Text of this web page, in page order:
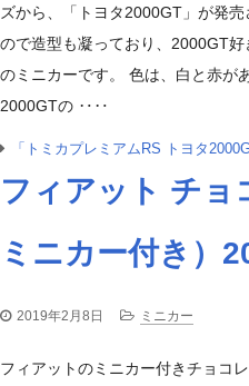
ズから、「トヨタ2000GT」が発
ので造型も凝っており、2000GT
のミニカーです。 色は、白と赤が
2000GTの ‥‥
「トミカプレミアムRS トヨタ
フィアット チョ
ミニカー付き）
2019年2月8日 ミニカー
フィアットのミニカー付きチョコ